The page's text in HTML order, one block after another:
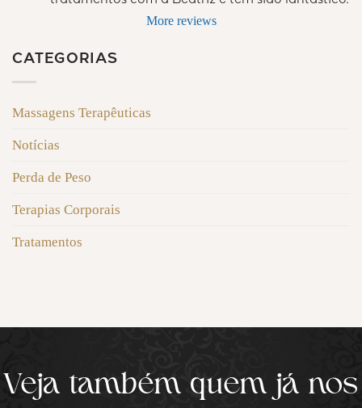
More reviews
CATEGORIAS
Massagens Terapêuticas
Notícias
Perda de Peso
Terapias Corporais
Tratamentos
Veja também quem já nos